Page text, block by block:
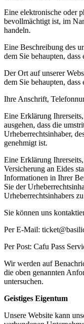
Eine elektronische oder
bevollmächtigt ist, im
handeln.
Eine Beschreibung des
dem Sie behaupten,
Der Ort auf unserer
dem Sie behaupten, dass
Ihre Anschrift,
Eine Erklärung
ausgehen, dass die
Urheberrechtsinhaber,
genehmigt ist.
Eine Erklärung
Versicherung an Eides
Informationen in Ihrer
Sie der
Urheberrechtsinhabers
Sie können uns
Per E-Mail:
Per Post: Cafu Pass
Wir werden auf
die oben genannten
untersuchen.
Geistiges Eigentum
Unsere Website kann